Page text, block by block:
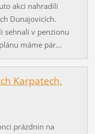
akci nahradili
Dunajovicích.
sehnali v penzionu
máme pár...
Karpatech,
prázdnin na